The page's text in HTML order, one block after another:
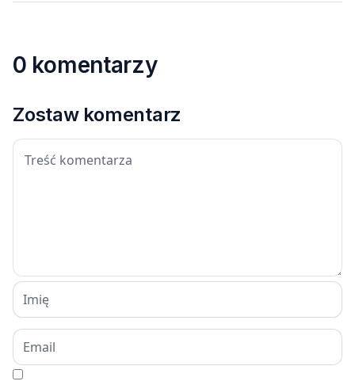
0 komentarzy
Zostaw komentarz